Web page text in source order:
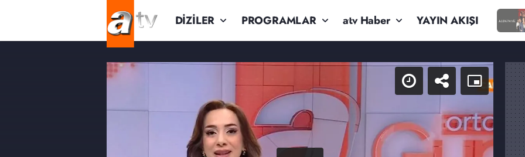
DİZİLER PROGRAMLAR atv Haber YAYIN AKIŞI